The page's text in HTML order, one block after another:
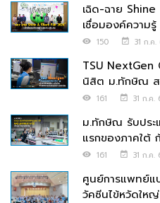
เฉิด-ฉาย
เชื่อมองค์ความรู้
150 31 ก.ค
TSU
นิสิต ม.ทักษิณ ส
161 31 ก.ค.
ม.ทักษิณ รับประ
แรกของภาคใต้
161 31 ก.ค.
ศูนย์การแพทย์
วัคซีนไข้หวัดใหญ่